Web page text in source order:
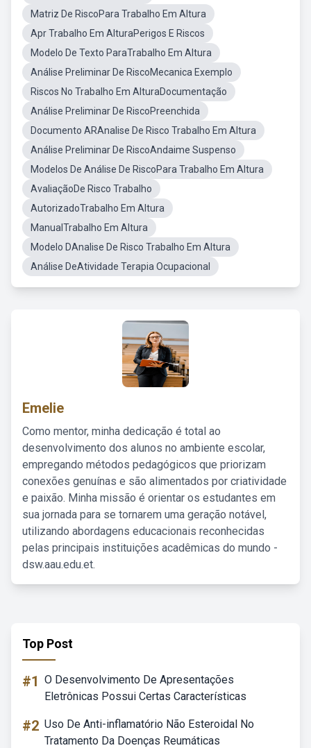
Matriz De RiscoPara Trabalho Em Altura
Apr Trabalho Em AlturaPerigos E Riscos
Modelo De Texto ParaTrabalho Em Altura
Análise Preliminar De RiscoMecanica Exemplo
Riscos No Trabalho Em AlturaDocumentação
Análise Preliminar De RiscoPreenchida
Documento ARAnalise De Risco Trabalho Em Altura
Análise Preliminar De RiscoAndaime Suspenso
Modelos De Análise De RiscoPara Trabalho Em Altura
AvaliaçãoDe Risco Trabalho
AutorizadoTrabalho Em Altura
ManualTrabalho Em Altura
Modelo DAnalise De Risco Trabalho Em Altura
Análise DeAtividade Terapia Ocupacional
Emelie
Como mentor, minha dedicação é total ao
desenvolvimento dos alunos no ambiente escolar,
empregando métodos pedagógicos que priorizam
conexões genuínas e são alimentados por criatividade
e paixão. Minha missão é orientar os estudantes em
sua jornada para se tornarem uma geração notável,
utilizando abordagens educacionais reconhecidas
pelas principais instituições acadêmicas do mundo -
dsw.aau.edu.et.
Top Post
#1 O Desenvolvimento De Apresentações
Eletrônicas Possui Certas Características
#2 Uso De Anti-inflamatório Não Esteroidal No
Tratamento Da Doenças Reumáticas